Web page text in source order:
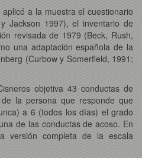
a la muestra el cuestionario
Jackson 1997), el inventario de
revisada de 1979 (Beck, Rush,
una adaptación española de la
(Curbow y Somerfield, 1991;
objetiva 43 conductas de
la persona que responde que
a 6 (todos los días) el grado
de las conductas de acoso. En
versión completa de la escala